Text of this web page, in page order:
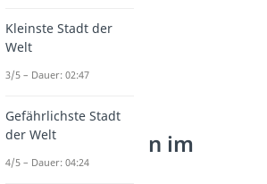
Besonderheiten im
Ausland
Kleinste Stadt der
Welt
3/5 – Dauer: 02:47
Gefährlichste Stadt
der Welt
4/5 – Dauer: 04:24